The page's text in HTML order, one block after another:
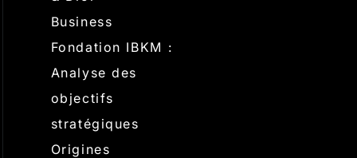
Business
Fondation IBKM :
Analyse des
objectifs
stratégiques
Origines